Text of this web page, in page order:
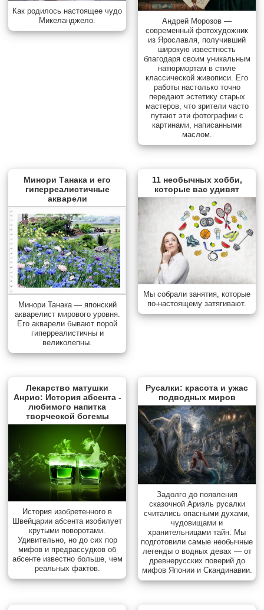
Как родилось настоящее чудо
Микеланджело.
Андрей Морозов —
современный фотохудожник
из Ярославля, получивший
широкую известность
благодаря своим уникальным
натюрмортам в стиле
классической живописи. Его
работы настолько точно
передают эстетику старых
мастеров, что зрители часто
путают эти фотографии с
картинами, написанными
маслом.
Минори Танака и его
гиперреалистичные
акварели
Минори Танака — японский
акварелист мирового уровня.
Его акварели бывают порой
гиперреалистичны и
великолепны.
11 необычных хобби,
которые вас удивят
Мы собрали занятия, которые
по-настоящему затягивают.
Лекарство матушки
Анрио: История абсента -
любимого напитка
творческой богемы
История изобретенного в
Швейцарии абсента изобилует
крутыми поворотами.
Удивительно, но до сих пор
мифов и предрассудков об
абсенте известно больше, чем
реальных фактов.
Русалки: красота и ужас
подводных миров
Задолго до появления
сказочной Ариэль русалки
считались опасными духами,
чудовищами и
хранительницами тайн. Мы
подготовили самые необычные
легенды о водных девах — от
древнерусских поверий до
мифов Японии и Скандинавии.